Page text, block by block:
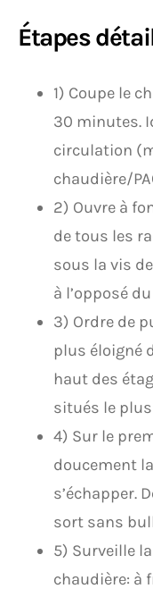
Étapes
1) Coupe le
30 minutes.
circulation
chaudière/
2) Ouvre à
de tous les
sous la vis
à l’opposé
3) Ordre de
plus éloigné
haut des
situés le plus
4) Sur le
doucement
s’échapper.
sort sans
5) Surveille
chaudière: à